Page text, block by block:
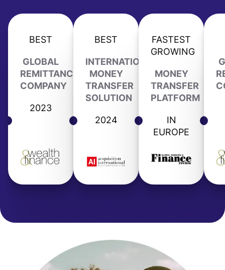
BEST
GLOBAL
REMITTANCE
COMPANY
2023
BEST
INTERNATIONAL
MONEY
TRANSFER
SOLUTION
2024
FASTEST
GROWING
MONEY
TRANSFER
PLATFORM
IN
EUROPE